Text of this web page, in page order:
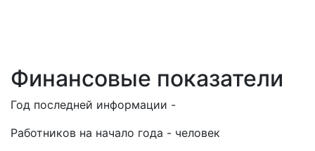
Финансовые показатели
Год последней информации -
Работников на начало года - человек